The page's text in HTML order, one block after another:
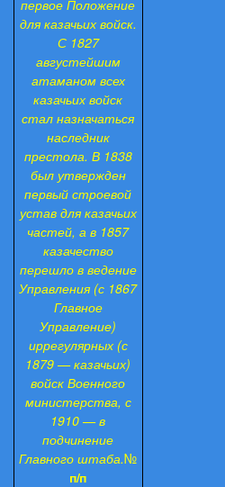
первое Положение
для казачьих войск.
С 1827
августейшим
атаманом всех
казачьих войск
стал назначаться
наследник
престола. В 1838
был утвержден
первый строевой
устав для казачьих
частей, а в 1857
казачество
перешло в ведение
Управления (с 1867
Главное
Управление)
иррегулярных (с
1879 — казачьих)
войск Военного
министерства, с
1910 — в
подчинение
Главного штаба.№
п/п